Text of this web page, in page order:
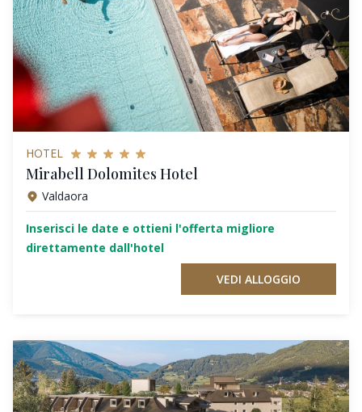
HOTEL
Mirabell Dolomites Hotel
Valdaora
Inserisci le date e ottieni l'offerta migliore
direttamente dall'hotel
VEDI ALLOGGIO